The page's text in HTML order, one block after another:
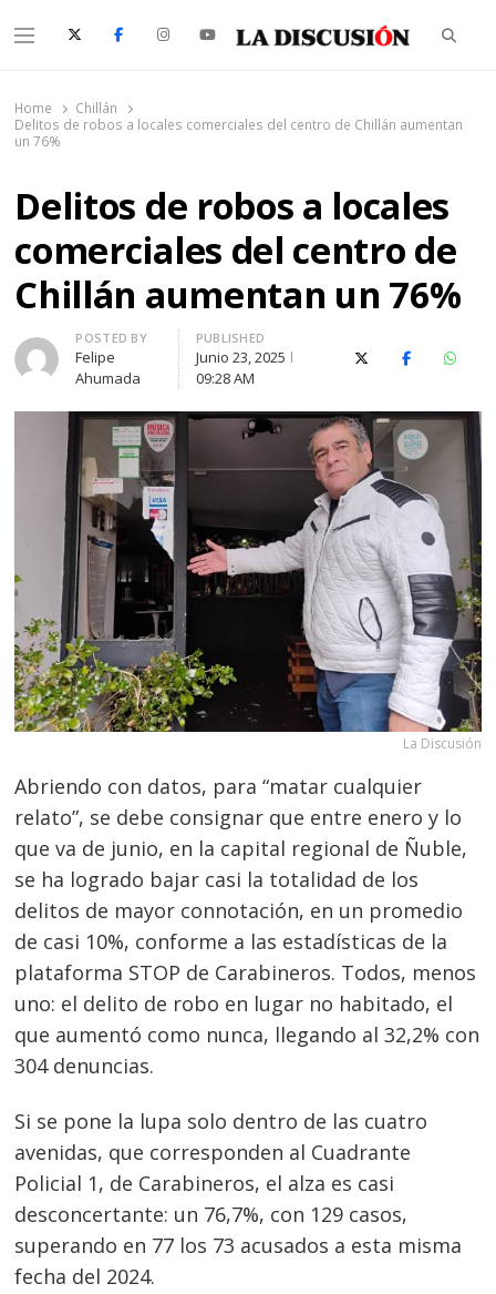
Menu
Home
Chillán
Delitos de robos a locales comerciales del centro de Chillán aumentan
un 76%
Delitos de robos a locales
comerciales del centro de
Chillán aumentan un 76%
Author
POSTED BY
Felipe
Ahumada
PUBLISHED
Junio 23, 2025
09:28 AM
X (Twitter)Facebook
La Discusión
Abriendo con datos, para “matar cualquier
relato”, se debe consignar que entre enero y lo
que va de junio, en la capital regional de Ñuble,
se ha logrado bajar casi la totalidad de los
delitos de mayor connotación, en un promedio
de casi 10%, conforme a las estadísticas de la
plataforma STOP de Carabineros. Todos, menos
uno: el delito de robo en lugar no habitado, el
que aumentó como nunca, llegando al 32,2% con
304 denuncias.
Si se pone la lupa solo dentro de las cuatro
avenidas, que corresponden al Cuadrante
Policial 1, de Carabineros, el alza es casi
desconcertante: un 76,7%, con 129 casos,
superando en 77 los 73 acusados a esta misma
fecha del 2024.